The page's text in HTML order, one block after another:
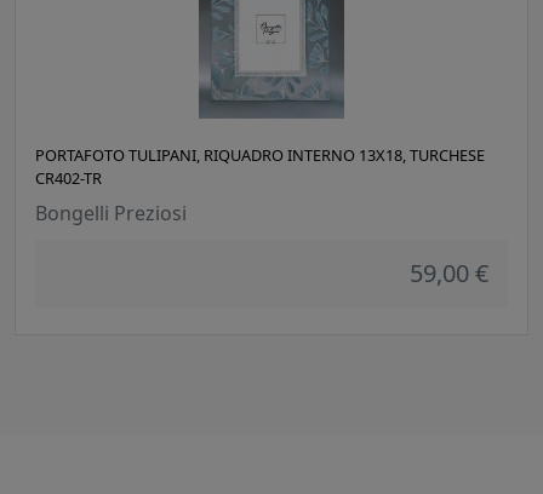
PORTAFOTO TULIPANI, RIQUADRO INTERNO 13X18, TURCHESE
CR402-TR
Bongelli Preziosi
59,00 €